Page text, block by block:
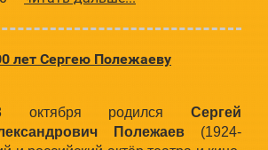
лет Сергею Полежаеву
октября родился Сергей
Полежаев (1924-